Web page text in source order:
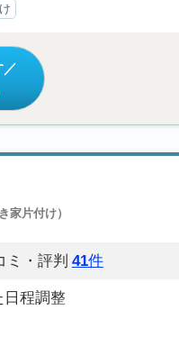
家片付け）
ミ・評判 41件
程調整